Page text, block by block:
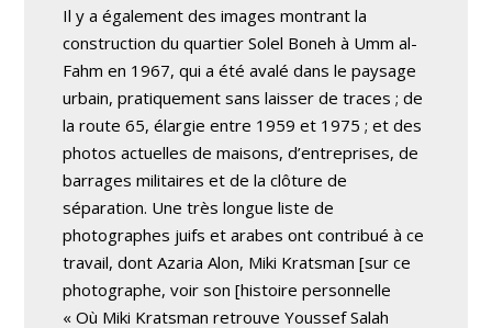
Il y a également des images montrant la
construction du quartier Solel Boneh à Umm al-
Fahm en 1967, qui a été avalé dans le paysage
urbain, pratiquement sans laisser de traces ; de
la route 65, élargie entre 1959 et 1975 ; et des
photos actuelles de maisons, d’entreprises, de
barrages militaires et de la clôture de
séparation. Une très longue liste de
photographes juifs et arabes ont contribué à ce
travail, dont Azaria Alon, Miki Kratsman[sur ce
photographe, voir son [histoire personnelle
« Où Miki Kratsman retrouve Youssef Salah